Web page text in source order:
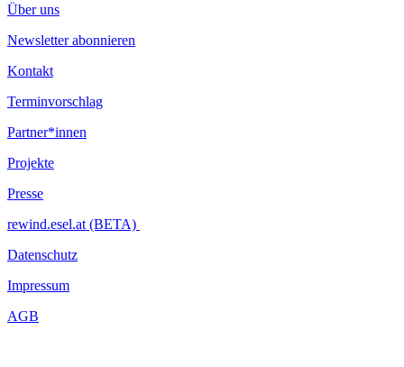
Über uns
Newsletter abonnieren
Kontakt
Terminvorschlag
Partner*innen
Projekte
Presse
rewind.esel.at (BETA)
Datenschutz
Impressum
AGB